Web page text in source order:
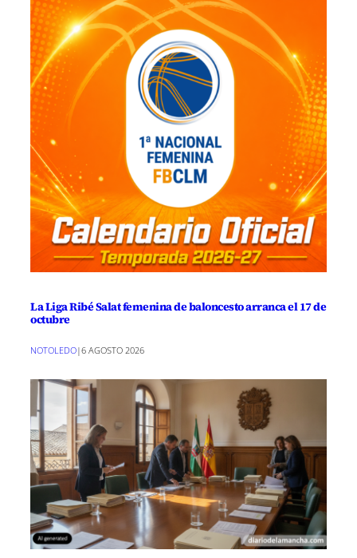
La Liga Ribé Salat femenina de baloncesto arranca el 17 de
octubre
NOTOLEDO|6 AGOSTO 2026